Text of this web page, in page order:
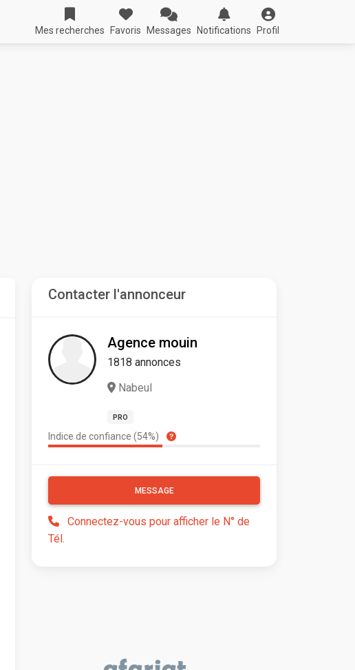
Mes recherches Favoris Messages Notifications Profil
Contacter l'annonceur
Agence mouin
1818 annonces
Nabeul
PRO
Indice de confiance (54%)
MESSAGE
Connectez-vous pour afficher le N° de
Tél.